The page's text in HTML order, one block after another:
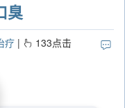
臭
疗 133点击